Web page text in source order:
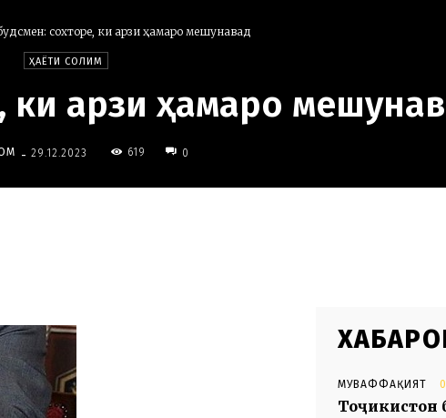
сохторе, ки арзи ҳамаро мешунавад
ҲАЁТИ СОЛИМ
ки арзи ҳамаро
- 29.12.2023 619 0
МУВАФФАҚИЯТ
Тоҷикистон